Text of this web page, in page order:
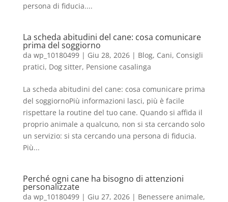
persona di fiducia....
La scheda abitudini del cane: cosa comunicare
prima del soggiorno
da wp_10180499| Giu 28, 2026| Blog, Cani, Consigli
pratici, Dog sitter, Pensione casalinga
La scheda abitudini del cane: cosa comunicare prima
del soggiornoPiù informazioni lasci, più è facile
rispettare la routine del tuo cane. Quando si affida il
proprio animale a qualcuno, non si sta cercando solo
un servizio: si sta cercando una persona di fiducia.
Più...
Perché ogni cane ha bisogno di attenzioni
personalizzate
da wp_10180499| Giu 27, 2026| Benessere animale,